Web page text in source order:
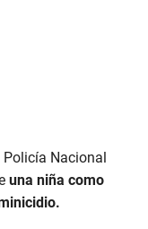
Nacional
una niña como